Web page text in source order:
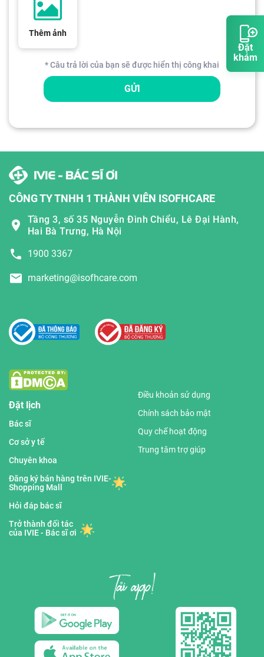
Đặt
khám
Thêm ảnh
* Câu trả lời của bạn sẽ được hiển thị công khai
GỬI
CÔNG TY TNHH 1 THÀNH VIÊN ISOFHCARE
Tầng 3, số 35 Nguyễn Đình Chiểu, Lê Đại Hành,
Hai Bà Trưng, Hà Nội
1900 3367
marketing@isofhcare.com
Đặt lịch
Bác sĩ
Cơ sở y tế
Chuyên khoa
Đăng ký bán hàng trên IVIE-
Shopping Mall
Hỏi đáp bác sĩ
Trở thành đối tác
của IVIE - Bác sĩ ơi
Điều khoản sử dụng
Chính sách bảo mật
Quy chế hoạt động
Trung tâm trợ giúp